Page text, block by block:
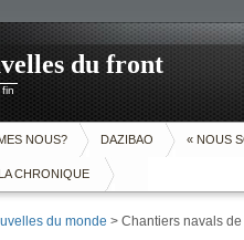
du front
NOUS? DAZIBAO « NOUS
CHRONIQUE
du monde > Chantiers navals